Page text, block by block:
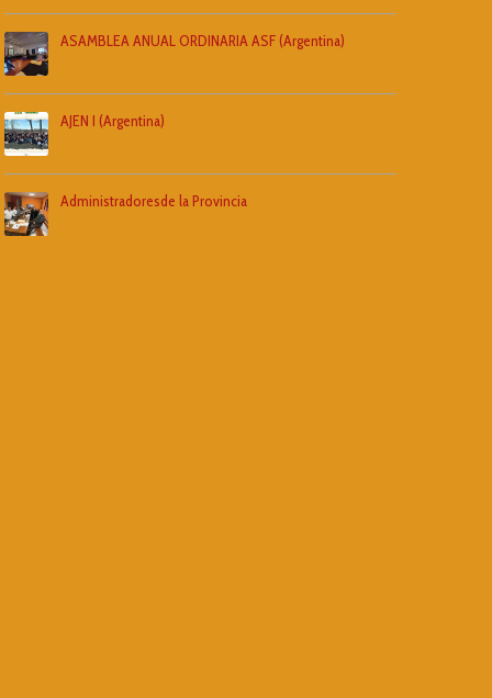
ASAMBLEA ANUAL ORDINARIA ASF (Argentina)
AJEN I (Argentina)
Administradoresde la Provincia